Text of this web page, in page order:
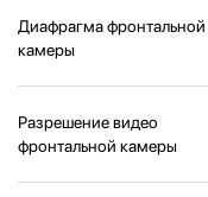
Диафрагма фронтальной
камеры
Разрешение видео
фронтальной камеры